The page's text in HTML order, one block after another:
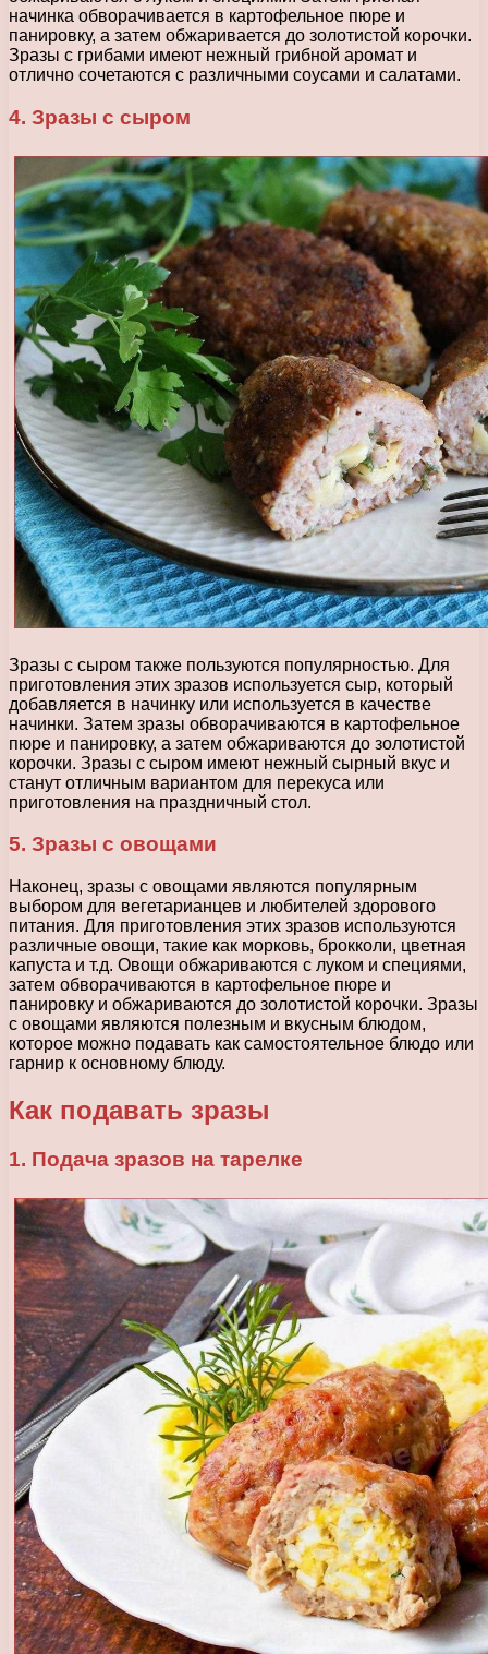
начинка обворачивается в картофельное пюре и
панировку, а затем обжаривается до золотистой корочки.
Зразы с грибами имеют нежный грибной аромат и
отлично сочетаются с различными соусами и салатами.
4. Зразы с сыром
Зразы с сыром также пользуются популярностью. Для
приготовления этих зразов используется сыр, который
добавляется в начинку или используется в качестве
начинки. Затем зразы обворачиваются в картофельное
пюре и панировку, а затем обжариваются до золотистой
корочки. Зразы с сыром имеют нежный сырный вкус и
станут отличным вариантом для перекуса или
приготовления на праздничный стол.
5. Зразы с овощами
Наконец, зразы с овощами являются популярным
выбором для вегетарианцев и любителей здорового
питания. Для приготовления этих зразов используются
различные овощи, такие как морковь, брокколи, цветная
капуста и т.д. Овощи обжариваются с луком и специями,
затем обворачиваются в картофельное пюре и
панировку и обжариваются до золотистой корочки. Зразы
с овощами являются полезным и вкусным блюдом,
которое можно подавать как самостоятельное блюдо или
гарнир к основному блюду.
Как подавать зразы
1. Подача зразов на тарелке